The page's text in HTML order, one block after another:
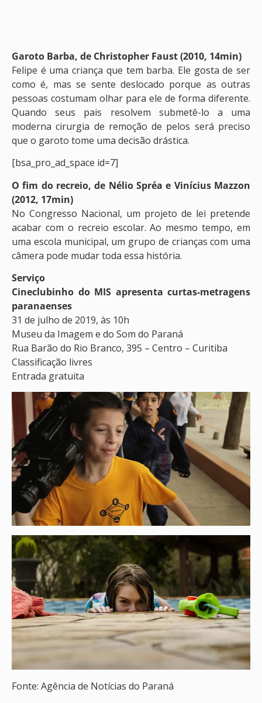
Garoto Barba, de Christopher Faust (2010, 14min)
Felipe é uma criança que tem barba. Ele gosta de ser
como é, mas se sente deslocado porque as outras
pessoas costumam olhar para ele de forma diferente.
Quando seus pais resolvem submetê-lo a uma
moderna cirurgia de remoção de pelos será preciso
que o garoto tome uma decisão drástica.
[bsa_pro_ad_space id=7]
O fim do recreio, de Nélio Spréa e Vinícius Mazzon
(2012, 17min)
No Congresso Nacional, um projeto de lei pretende
acabar com o recreio escolar. Ao mesmo tempo, em
uma escola municipal, um grupo de crianças com uma
câmera pode mudar toda essa história.
Serviço
Cineclubinho do MIS apresenta curtas-metragens
paranaenses
31 de julho de 2019, às 10h
Museu da Imagem e do Som do Paraná
Rua Barão do Rio Branco, 395 – Centro – Curitiba
Classificação livres
Entrada gratuita
Fonte: Agência de Notícias do Paraná